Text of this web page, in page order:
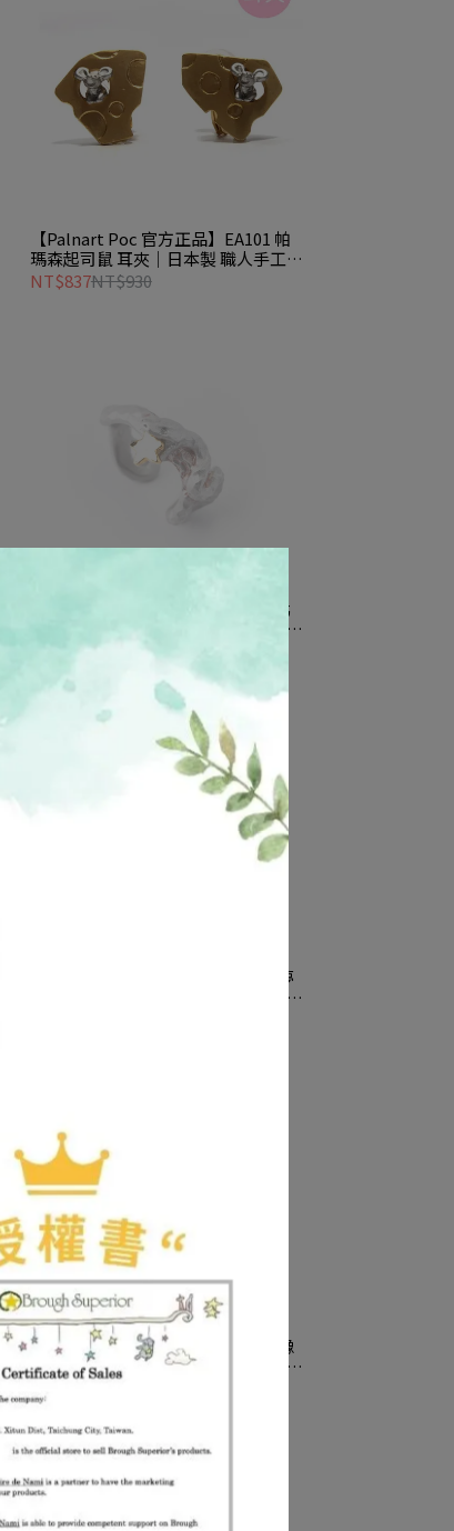
【Palnart Poc 官方正品】EA101 帕
瑪森起司鼠 耳夾｜日本製 職人手工著
色 偷吃老鼠 Mouse
NT$837NT$930
【Palnart Poc 官方正品】EC002 北
斗七星蛇 耳扣耳骨夾｜日本製 職人手
工著色 神祕靈蛇 Senptentrion
NT$747NT$900
【Palnart Poc 官方正品】NE448 夢
中的白蛇姬 項鍊｜日本製 職人手工著
【Palnart Poc 官方正品】NE459 橡
實花松鼠 項鍊｜日本製 職人手工著色
大衛霍普之森 David Hop